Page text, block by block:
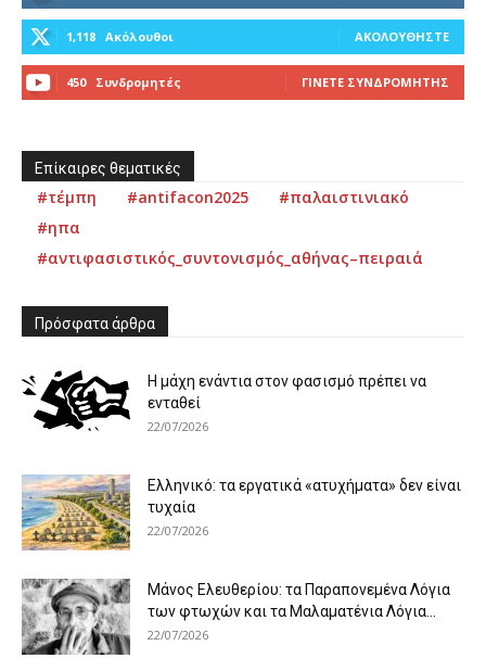
1,118 Ακόλουθοι ΑΚΟΛΟΥΘΉΣΤΕ
450 Συνδρομητές ΓΊΝΕΤΕ ΣΥΝΔΡΟΜΗΤΉΣ
Επίκαιρες θεματικές
#τέμπη #antifacon2025
#παλαιστινιακό
#ηπα
#αντιφασιστικός_συντονισμός_αθήνας–πειραιά
Πρόσφατα άρθρα
Η μάχη ενάντια στον φασισμό πρέπει να
ενταθεί
22/07/2026
Ελληνικό: τα εργατικά «ατυχήματα» δεν είναι
τυχαία
22/07/2026
Μάνος Ελευθερίου: τα Παραπονεμένα Λόγια
των φτωχών και τα Μαλαματένια Λόγια...
22/07/2026